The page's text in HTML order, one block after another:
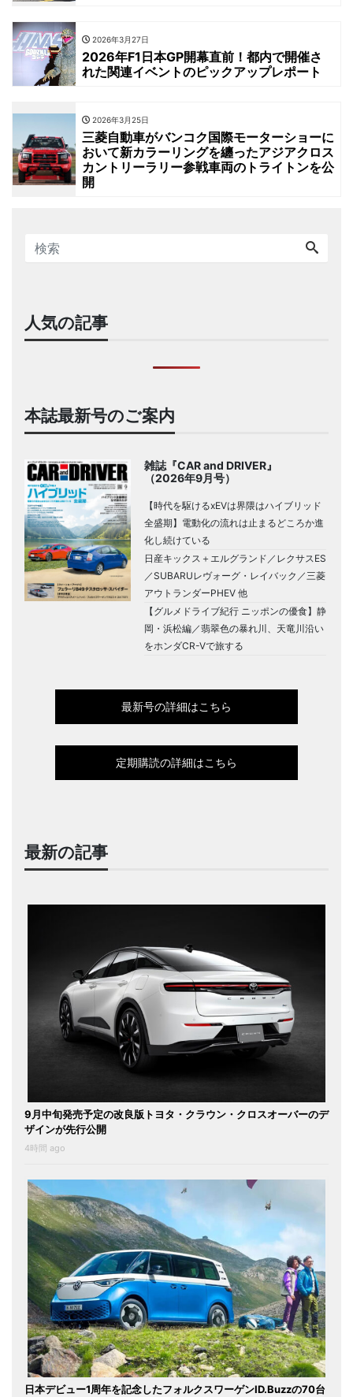
2026年3月27日
2026年F1日本GP開幕直前！都内で開催さ
れた関連イベントのピックアップレポート
2026年3月25日
三菱自動車がバンコク国際モーターショーに
おいて新カラーリングを纏ったアジアクロス
カントリーラリー参戦車両のトライトンを公
開
人気の記事
本誌最新号のご案内
雑誌『CAR and DRIVER』
（2026年9月号）
【時代を駆けるxEVは界隈はハイブリッド
全盛期】電動化の流れは止まるどころか進
化し続けている
日産キックス＋エルグランド／レクサスES
／SUBARUレヴォーグ・レイバック／三菱
アウトランダーPHEV 他
【グルメドライブ紀行 ニッポンの優食】静
岡・浜松編／翡翠色の暴れ川、天竜川沿い
をホンダCR-Vで旅する
最新号の詳細はこちら
定期購読の詳細はこちら
最新の記事
9月中旬発売予定の改良版トヨタ・クラウン・クロスオーバーのデ
ザインが先行公開
4時間 ago
日本デビュー1周年を記念したフォルクスワーゲンID.Buzzの70台